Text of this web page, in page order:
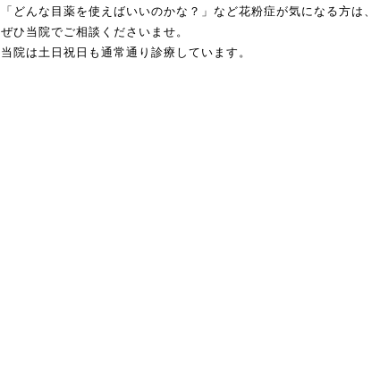
「どんな目薬を使えばいいのかな？」など花粉症が気になる方は、
ぜひ当院でご相談くださいませ。
当院は土日祝日も通常通り診療しています。